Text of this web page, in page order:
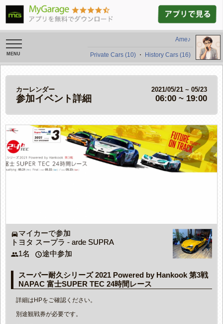
toggle
navigation
Ame♪
Private Cars (10) ・ History Cars (16)
カーレンダー 2021/05/21 ~ 05/23
参加イベント詳細 06:00 ~ 19:00
directions_carマイカーで参加
トヨタ スープラ - arde SUPRA
people1名 access_time途中参加
スーパー耐久シリーズ 2021 Powered by Hankook 第3戦
NAPAC 富士SUPER TEC 24時間レース
詳細はHPをご確認ください。
別途観戦券が必要です。